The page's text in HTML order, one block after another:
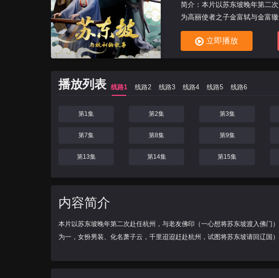
简介：本片以苏东坡晚年第二
为高丽使者之子金富轼与金富
国）、仇家吕
立即播放
播放列表 线路1 线路2 线路3 线路4 线路5 线路6
第1集 第2集 第3集
第7集 第8集 第9集
第13集 第14集 第15集
内容简介
本片以苏东坡晚年第二次赴任杭州，与老友佛印（一心想将苏东坡渡入佛门
为一，女扮男装、化名萧子云，千里迢迢赶赴杭州，试图将苏东坡请回辽国